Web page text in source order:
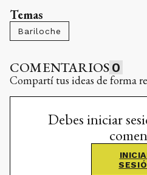
Temas
Bariloche
COMENTARIOS 0
Compartí tus ideas de forma
Debes iniciar